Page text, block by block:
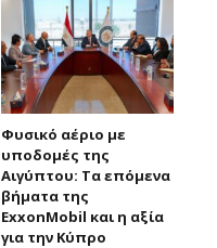
Φυσικό αέριο με
υποδομές της
Αιγύπτου: Τα επόμενα
βήματα της
ExxonMobil και η αξία
για την Κύπρο